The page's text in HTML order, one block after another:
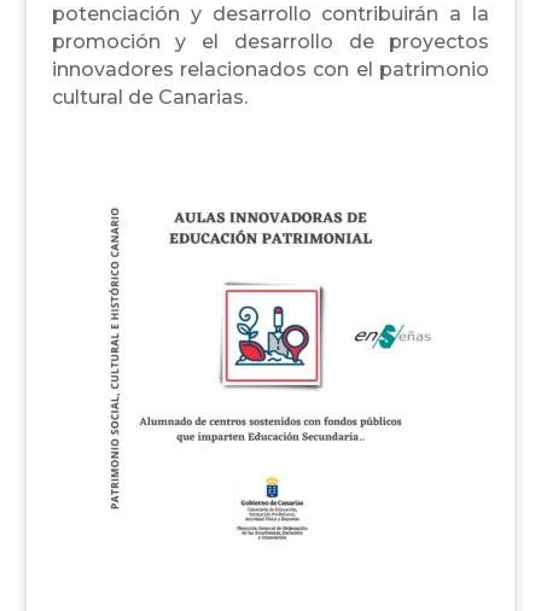
potenciación y desarrollo contribuirán a la
promoción y el desarrollo de proyectos
innovadores relacionados con el patrimonio
cultural de Canarias.